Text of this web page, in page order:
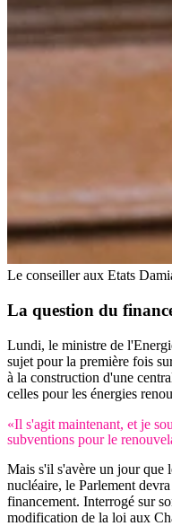
Le conseiller aux Etats
La question du
Lundi, le ministre de
sujet pour la première fois
à la construction d'une
celles pour les énergies
«Il s'agit maintenant, et je
subventions pour le
Mais s'il s'avère un jour que
nucléaire, le Parlement
financement. Interrogé sur
modification de la loi aux